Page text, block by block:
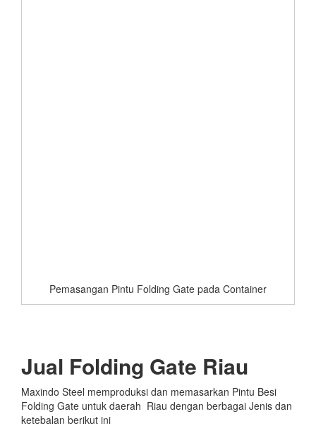
Pemasangan Pintu Folding Gate pada Container
Jual Folding Gate Riau
Maxindo Steel memproduksi dan memasarkan Pintu Besi
Folding Gate untuk daerah Riau dengan berbagai Jenis dan
ketebalan berikut ini